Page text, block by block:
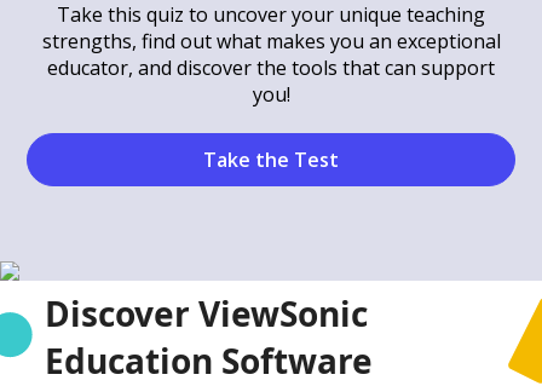
Take this quiz to uncover your unique teaching
strengths, find out what makes you an exceptional
educator, and discover the tools that can support
you!
Take the Test
Discover ViewSonic
Education Software